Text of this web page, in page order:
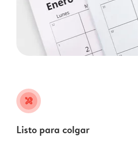
tools
Listo para colgar